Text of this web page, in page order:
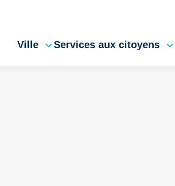
Ville Services aux citoyens